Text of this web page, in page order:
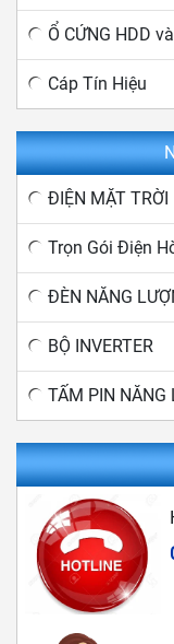
Ổ CỨNG HDD
Cáp Tín Hiệu
ĐIỆN MẶT TRỜI
Trọn Gói Điện
ĐÈN NĂNG
BỘ INVERTER
TẤM PIN NĂNG